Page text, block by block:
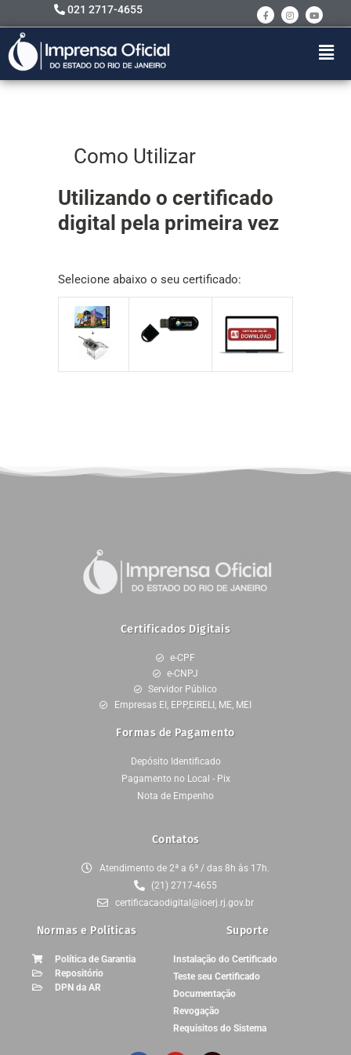
021 2717-4655
Como Utilizar
Utilizando o certificado
digital pela primeira vez
Selecione abaixo o seu certificado:
Certificados Digitais
e-CPF
e-CNPJ
Servidor Público
Empresas EI, EPP,EIRELI, ME, MEI
Formas de Pagamento
Depósito Identificado
Pagamento no Local - Pix
Nota de Empenho
Contatos
Atendimento de 2ª a 6ª / das 8h às 17h.
(21) 2717-4655
certificacaodigital@ioerj.rj.gov.br
Normas e Políticas
Política de Garantia
Repositório
DPN da AR
Suporte
Instalação do Certificado
Teste seu Certificado
Documentação
Revogação
Requisitos do Sistema